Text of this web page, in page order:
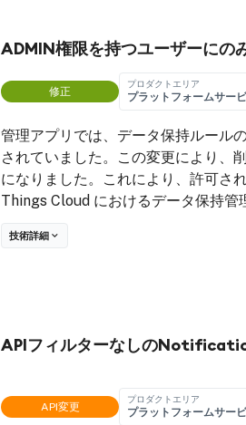
ADMIN権限を持つユーザーにの
修正
プロダクトエリア
プラットフォームサー
管理アプリでは、データ保持ルール
されていました。この変更により、
になりました。これにより、許可さ
Things Cloud におけるデータ保持管
技術詳細
APIフィルターなしの
API変更
プロダクトエリア
プラットフォームサー